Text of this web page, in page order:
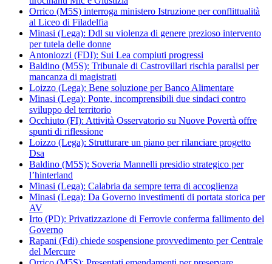
Orrico (M5S) interroga ministero Istruzione per conflittualità
al Liceo di Filadelfia
Minasi (Lega): Ddl su violenza di genere prezioso intervento
per tutela delle donne
Antoniozzi (FDI): Sui Lea compiuti progressi
Baldino (M5S): Tribunale di Castrovillari rischia paralisi per
mancanza di magistrati
Loizzo (Lega): Bene soluzione per Banco Alimentare
Minasi (Lega): Ponte, incomprensibili due sindaci contro
sviluppo del territorio
Occhiuto (FI): Attività Osservatorio su Nuove Povertà offre
spunti di riflessione
Loizzo (Lega): Strutturare un piano per rilanciare progetto
Dsa
Baldino (M5S): Soveria Mannelli presidio strategico per
l’hinterland
Minasi (Lega): Calabria da sempre terra di accoglienza
Minasi (Lega): Da Governo investimenti di portata storica per
AV
Irto (PD): Privatizzazione di Ferrovie conferma fallimento del
Governo
Rapani (Fdi) chiede sospensione provvedimento per Centrale
del Mercure